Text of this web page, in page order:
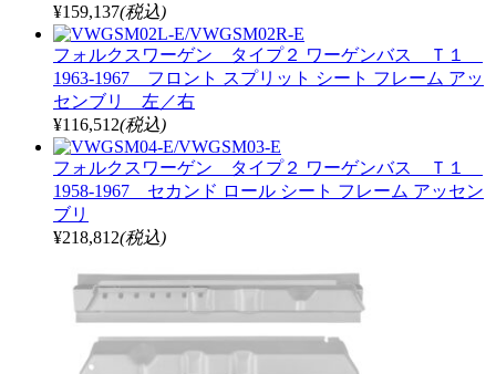
¥159,137(税込)
フォルクスワーゲン タイプ２ ワーゲンバス Ｔ１
1963-1967 フロント スプリット シート フレーム アッ
センブリ 左／右
¥116,512(税込)
フォルクスワーゲン タイプ２ ワーゲンバス Ｔ１
1958-1967 セカンド ロール シート フレーム アッセン
ブリ
¥218,812(税込)